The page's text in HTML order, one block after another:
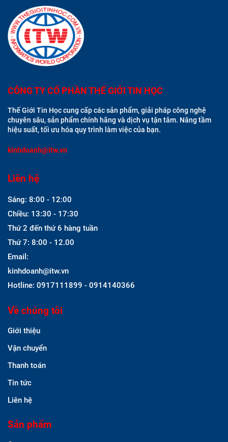
CÔNG TY CỔ PHẦN THẾ GIỚI TIN HỌC
Thế Giới Tin Học cung cấp các sản phẩm, giải pháp công nghệ
chuyên sâu, sản phẩm chính hãng và dịch vụ tận tâm. Nâng tầm
hiệu suất, tối ưu hóa quy trình làm việc của bạn.
kinhdoanh@itw.vn
Liên hệ
Sáng: 8:00 - 12:00
Chiều: 13:30 - 17:30
Thứ 2 đến thứ 6 hàng tuần
Thứ 7: 8:00 - 12.00
Email:
kinhdoanh@itw.vn
Hotline: 0917111899 - 0914140366
Về chúng tôi
Giới thiệu
Vận chuyển
Thanh toán
Tin tức
Liên hệ
Sản phẩm